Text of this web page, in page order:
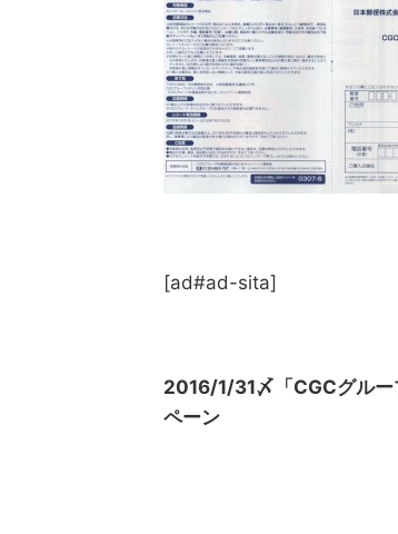
[ad#ad-sita]
2016/1/31〆「CGCグル
ペーン